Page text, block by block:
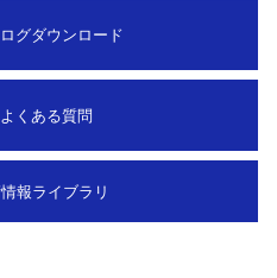
グダウンロード
よくある質問
報ライブラリ